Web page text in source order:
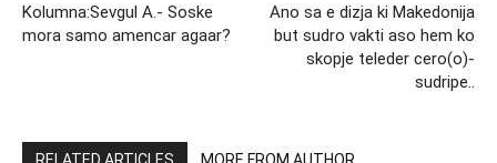
Kolumna:Sevgul A.- Soske
mora samo amencar agaar?
Ano sa e dizja ki Makedonija
but sudro vakti aso hem ko
skopje teleder cero(o)-
sudripe..